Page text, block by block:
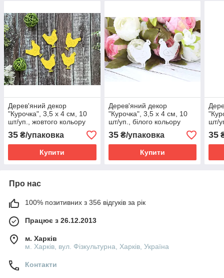
Дерев'яний декор
"Курочка", 3,5 х 4 см, 10
шт/уп., жовтого кольору
35 ₴/упаковка
Купити
Дерев'яний декор
"Курочка", 3,5 х 4 см, 10
шт/уп., білого кольору
35₴/упаковка
Купити
шт/
ПД
35
Про нас
100% позитивних з 356 відгуків за рік
Працює з 26.12.2013
м. Харків
м. Харків, вул. Фізкультурна, Харків, Україна
Контакти